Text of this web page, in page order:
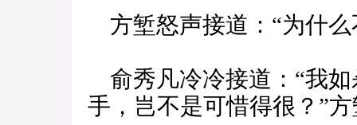
方堑怒声接道：“为什么
俞秀凡冷冷接道：“我
手，岂不是可惜得很？”